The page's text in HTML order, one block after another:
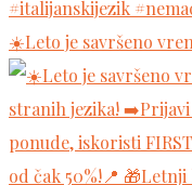
☀️Leto je savršeno